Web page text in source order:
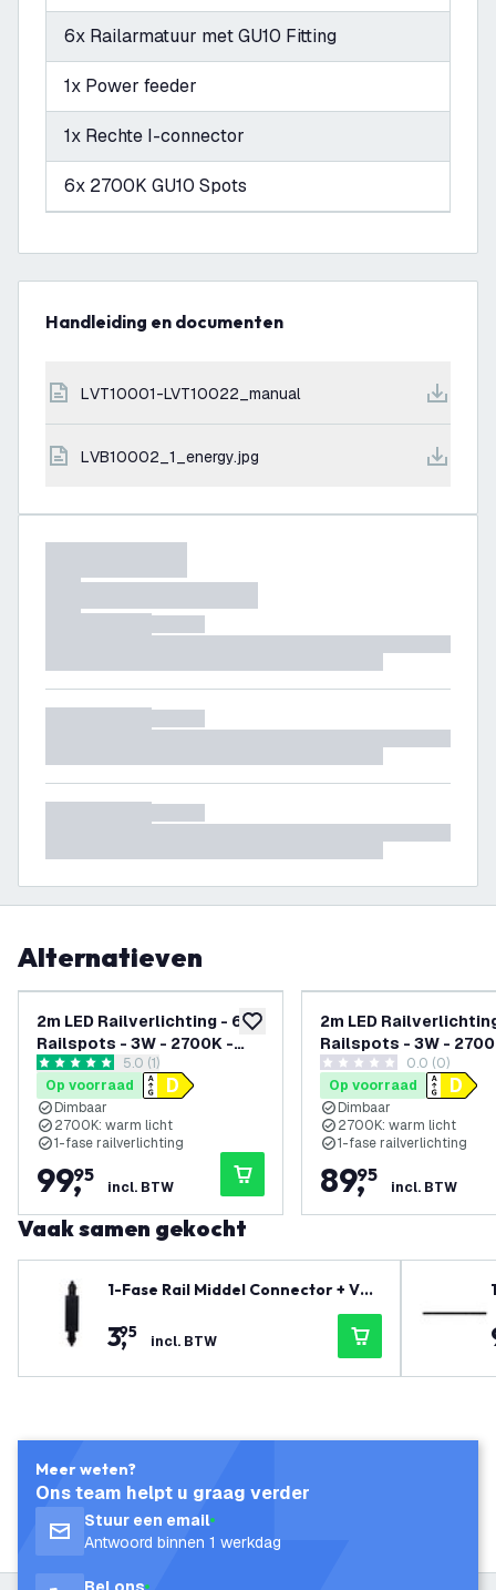
6x Railarmatuur met GU10 Fitting
1x Power feeder
1x Rechte I-connector
6x 2700K GU10 Spots
Handleiding en documenten
LVT10001-LVT10022_manual
LVB10002_1_energy.jpg
Alternatieven
toevoegen aan verlanglijst
2m LED Railverlichting - 6
Railspots - 3W - 2700K -
Dimbaar - 1-Fase
Railsysteem - Zwart
reviews drawer openen
5 score sterren5.0 (1)
Op voorraad
Dimbaar
2700K: warm licht
1-fase railverlichting
99,
95
incl. BTW
2m LED
Railspots - 3W -
Dimbaar - 1-Fase
Railsysteem - Wit
0 score sterren0.0 (0)
Op voorraad
Dimbaar
2700K: warm licht
1-fase railverlichting
89,
95
incl. BTW
Vaak samen gekocht
1-Fase Rail Middel Connector + Voe
3,
95 incl. BTW
Meer weten?
Ons team helpt u graag verder
Stuur een email
Antwoord binnen 1 werkdag